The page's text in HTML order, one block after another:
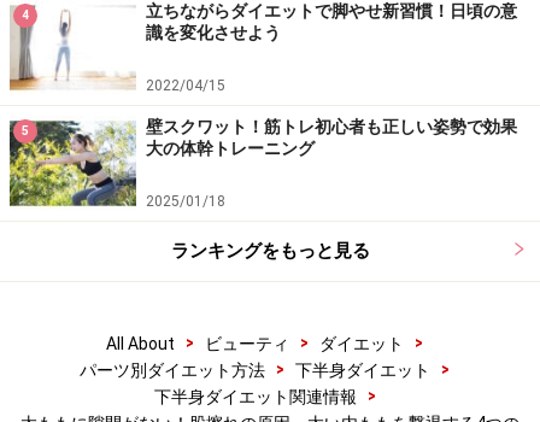
化させよう
脚やせマッサージ！ 寝る前5分で足のむくみを解消し細
くする
腸腰筋のストレッチで太ももをスラッと細くする！ 脚痩
せストレッチ
※記事内容は執筆時点のものです。最新の内容をご確認くださ
自身の体質及び健康状態を十分に考慮したうえで、正しい方法で
おこなってください。また、全ての方への有効性を保証するもの
ではありません。
4
立ちながらダイエットで脚やせ新習慣！日頃の意
識を変化させよう
2022/04/15
5
壁スクワット！筋トレ初心者も正しい姿勢で効果
大の体幹トレーニング
2025/01/18
ランキングをもっと見る
All About > ビューティ > ダイエット
>
パーツ別ダイエット方法
> 下半身ダイエット
>
下半身ダイエット関連情報
>